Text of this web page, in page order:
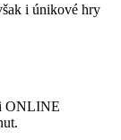
i únikové hry
ONLINE